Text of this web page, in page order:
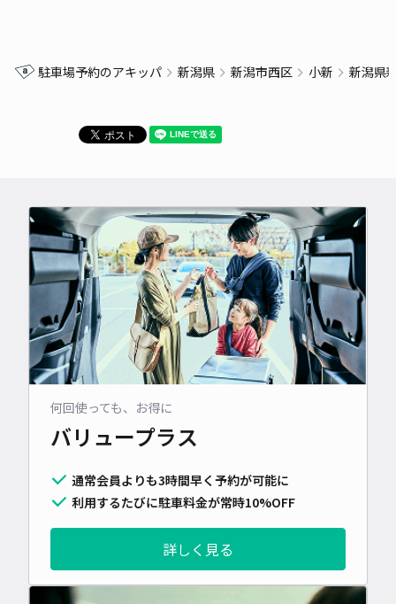
駐車場予約のアキッパ 新潟県 新潟市西区 小新 新潟県
何回使っても、お得に
バリュープラス
通常会員よりも3時間早く予約が可能に
利用するたびに駐車料金が常時10%OFF
詳しく見る